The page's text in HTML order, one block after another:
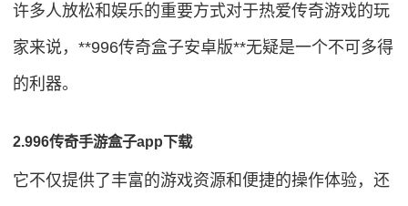
许多人放松和娱乐的重要方式对于热爱传奇游戏的玩
家来说，**996传奇盒子安卓版**无疑是一个不可多得
的利器。
2.996传奇手游盒子app下载
它不仅提供了丰富的游戏资源和便捷的操作体验，还